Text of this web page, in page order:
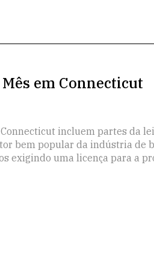
em Connecticut
incluem partes da
bem popular da indústria de
exigindo uma licença para a